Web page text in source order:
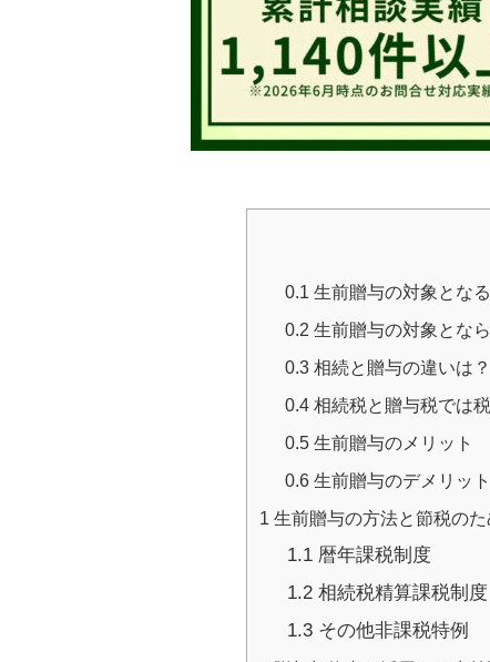
0.1 生前贈与の対象とな
0.2 生前贈与の対象とな
0.3相続と贈与の違いは？
0.4相続税と贈与税では
0.5生前贈与のメリット
0.6生前贈与のデメリット
1 生前贈与の方法と節税の
1.1暦年課税制度
1.2相続税精算課税制度
1.3その他非課税特例